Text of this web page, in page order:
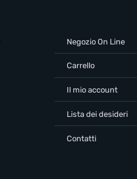
Negozio On Line
Carrello
Il mio account
Lista dei desideri
Contatti